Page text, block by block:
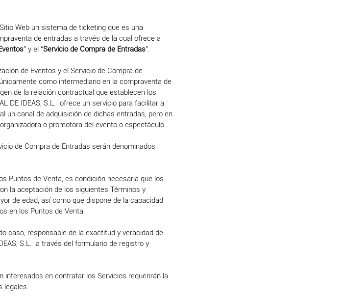
Web un sistema de ticketing que es una
de entradas a través de la cual ofrece a
” y el “Servicio de Compra de Entradas”.
de Eventos y el Servicio de Compra de
como intermediario en la compraventa de
de la relación contractual que establecen los
DE IDEAS, S.L. ofrece un servicio para facilitar a
un canal de adquisición de dichas entradas, pero en
o promotora del evento o espectáculo.
de Compra de Entradas serán denominados
Puntos de Venta, es condición necesaria que los
la aceptación de los siguientes Términos y
de edad, así como que dispone de la capacidad
en los Puntos de Venta.
caso, responsable de la exactitud y veracidad de
S.L. a través del formulario de registro y
interesados en contratar los Servicios requerirán la
legales.